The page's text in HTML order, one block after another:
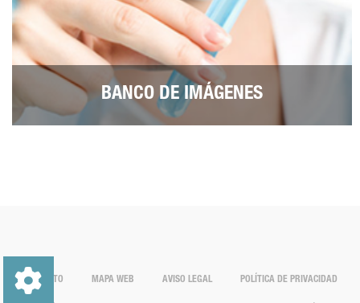
BANCO DE IMÁGENES
CONTACTO MAPA WEB AVISO LEGAL POLÍTICA DE PRIVACIDAD